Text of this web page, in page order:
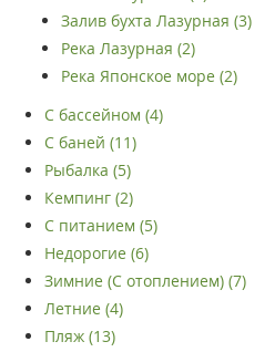
Залив бухта Лазурная (3)
Река Лазурная (2)
Река Японское море (2)
С бассейном (4)
С баней (11)
Рыбалка (5)
Кемпинг (2)
С питанием (5)
Недорогие (6)
Зимние (С отоплением) (7)
Летние (4)
Пляж (13)